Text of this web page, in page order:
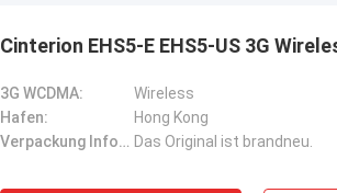
Cinterion EHS5-E EHS5-US 3G
3G WCDMA:
Wireless
Hafen:
Hong Kong
Verpackung Informationen: Das Original ist brandneu.